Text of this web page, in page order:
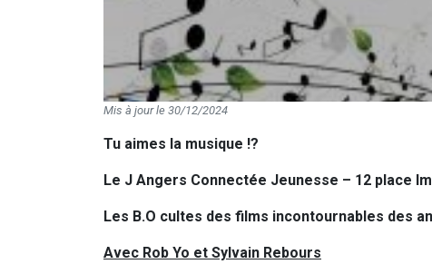
Mis à jour le 30/12/2024
Tu aimes la musique !?
Le J Angers Connectée Jeunesse – 12 place
Les B.O cultes des films incontournables des
Avec Rob Yo et Sylvain Rebours